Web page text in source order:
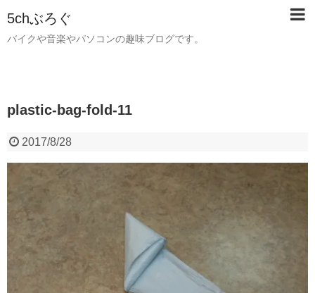
5chぶろぐ
バイクや音楽やパソコンの趣味ブログです。
plastic-bag-fold-11
2017/8/28